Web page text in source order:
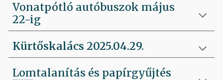
Vonatpótló autóbuszok május
22-ig
Kürtőskalács 2025.04.29.
Lomtalanítás és papírgyűjtés